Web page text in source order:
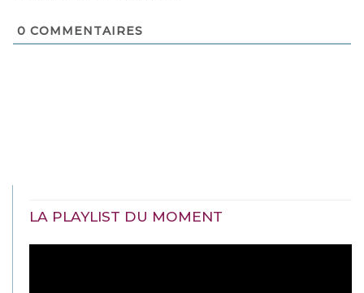
0 COMMENTAIRES
LA PLAYLIST DU MOMENT